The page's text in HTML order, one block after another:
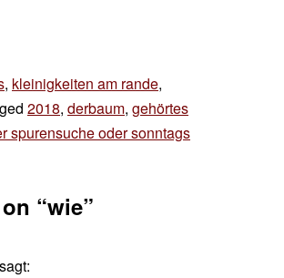
, kleinigkeiten am rande,
2018, derbaum, gehörtes
spurensuche oder sonntags
“wie”
sagt: